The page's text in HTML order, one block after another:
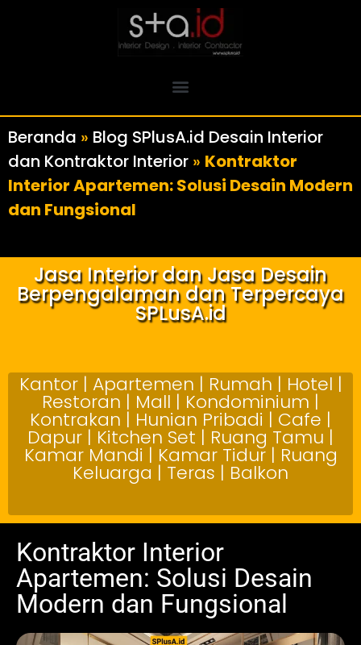
Beranda » Blog SPlusA.id Desain Interior
dan Kontraktor Interior » Kontraktor
Interior Apartemen: Solusi Desain Modern
dan Fungsional
Jasa Interior dan Jasa Desain
Berpengalaman dan Terpercaya
SPLusA.id
Kantor | Apartemen | Rumah | Hotel |
Restoran | Mall | Kondominium |
Kontrakan | Hunian Pribadi | Cafe |
Dapur | Kitchen Set | Ruang Tamu |
Kamar Mandi | Kamar Tidur | Ruang
Keluarga | Teras | Balkon
Kontraktor Interior
Apartemen: Solusi Desain
Modern dan Fungsional